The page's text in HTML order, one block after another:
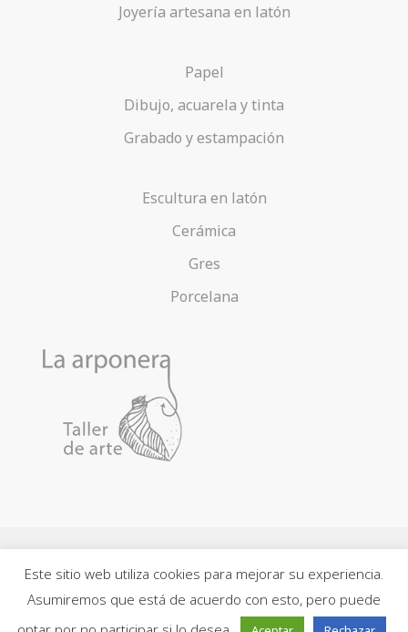
Joyería artesana en latón
Papel
Dibujo, acuarela y tinta
Grabado y estampación
Escultura en latón
Cerámica
Gres
Porcelana
Contacto Acerca de la Arponera
Política de cookies
Política de privacidad
Aviso legal Mapa web
Este sitio web utiliza cookies para mejorar su experiencia.
Asumiremos que está de acuerdo con esto, pero puede